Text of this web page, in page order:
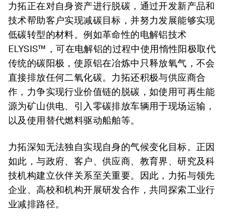
力拓正在对自身资产进行脱碳，通过开发新产品和
技术帮助客户实现减碳目标，并努力发展能够实现
低碳转型的材料。例如革命性的电解铝技术
ELYSIS™，可在电解铝的过程中使用惰性阳极取代
传统的碳阳极，使原铝在冶炼中只释放氧气，不会
直接排放任何二氧化碳。力拓还积极与供应商合
作，力争实现行业价值链的脱碳，如使用可再生能
源为矿山供电、引入零碳排放车辆用于现场运输，
以及使用替代燃料驱动船舶等。
力拓深知无法独自实现自身的气候变化目标。正因
如此，与政府、客户、供应商、教育界、研究及科
技机构建立伙伴关系至关重要。因此，力拓与领先
企业、高校和机构开展研发合作，共同探索工业行
业减排路径。